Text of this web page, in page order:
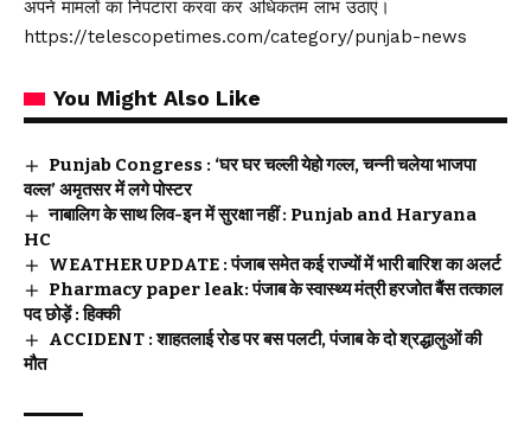
अपने मामलों का निपटारा करवा कर अधिकतम लाभ उठाएं।
https://telescopetimes.com/category/punjab-news
You Might Also Like
Punjab Congress : ‘घर घर चल्ली येहो गल्ल, चन्नी चलेया भाजपा
वल्ल’ अमृतसर में लगे पोस्टर
नाबालिग के साथ लिव-इन में सुरक्षा नहीं : Punjab and Haryana
HC
WEATHER UPDATE : पंजाब समेत कई राज्यों में भारी बारिश का अलर्ट
Pharmacy paper leak: पंजाब के स्वास्थ्य मंत्री हरजोत बैंस तत्काल
पद छोड़ें : हिक्की
ACCIDENT : शाहतलाई रोड पर बस पलटी, पंजाब के दो श्रद्धालुओं की
मौत